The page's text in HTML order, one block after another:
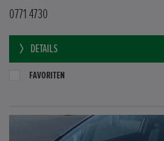
0771 4730
DETAILS
FAVORITEN